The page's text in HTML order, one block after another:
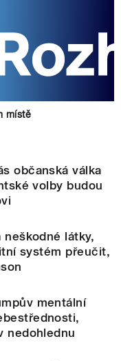
místě
občanská válka
volby budou
neškodné látky,
systém přeučit,
mentální
nedohlednu